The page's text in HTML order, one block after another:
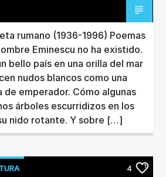
rumano (1936-1996) Poemas
Eminescu no ha existido.
bello país en una orilla del mar
nudos blancos como una
de emperador. Cómo algunas
árboles escurridizos en los
nido rotante. Y sobre […]
4